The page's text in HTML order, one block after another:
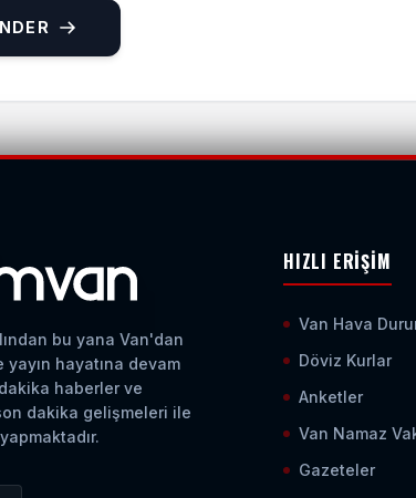
bu yana Van'dan
hayatına devam
haberler ve
dakika gelişmeleri ile
HIZLI ERIŞIM
Van Hava
Döviz Kurlar
Anketler
Van Namaz
Gazeteler